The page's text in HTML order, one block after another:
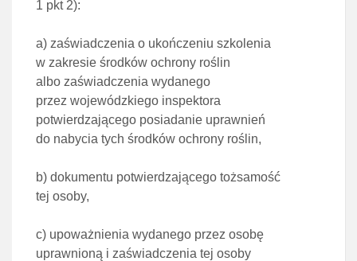
1 pkt 2):
a) zaświadczenia o ukończeniu szkolenia
w zakresie środków ochrony roślin
albo zaświadczenia wydanego
przez wojewódzkiego inspektora
potwierdzającego posiadanie uprawnień
do nabycia tych środków ochrony roślin,
b) dokumentu potwierdzającego tożsamość
tej osoby,
c) upoważnienia wydanego przez osobę
uprawnioną i zaświadczenia tej osoby